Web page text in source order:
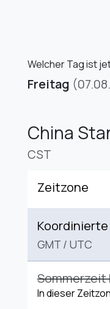
Welcher Tag ist
Freitag
China
CST
Zeitzone
GMT / UTC
Sommerzeit
In dieser